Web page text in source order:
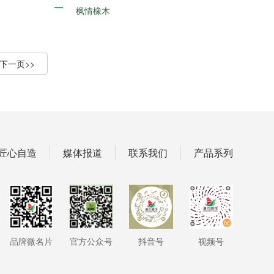
枫情橡木
心自造 媒体报道 联系我们 产品系列
品牌微名片 官方公众号 抖音号 视频号